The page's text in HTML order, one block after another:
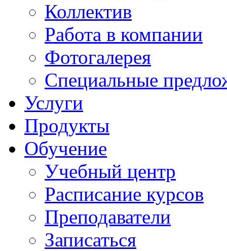
Коллектив
Работа в компании
Фотогалерея
Специальные
Услуги
Продукты
Обучение
Учебный центр
Расписание курсов
Преподаватели
Записаться